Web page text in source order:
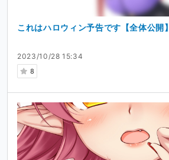
2023/10/28 15:34
8
これはハロウィン予告です【全体公開】